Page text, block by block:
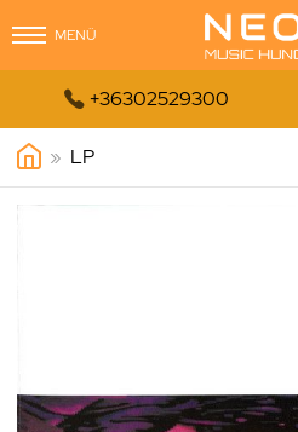
MENÜ
 +36302529300
» LP